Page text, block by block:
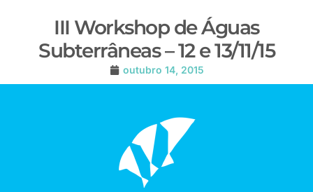
III Workshop de Águas
Subterrâneas – 12 e 13/11/15
outubro 14, 2015